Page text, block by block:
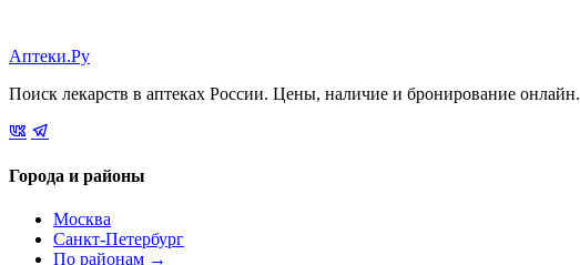
Аптеки.Ру
Поиск лекарств в аптеках России. Цены, наличие и бронирование онлайн.
Города и районы
Москва
Санкт-Петербург
По районам →